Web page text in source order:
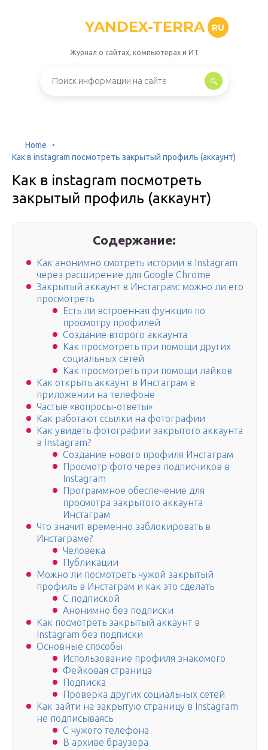
YANDEX-TERRA RU
Журнал о сайтах, компьютерах и ИТ
Home
Как в instagram посмотреть закрытый профиль (аккаунт)
Как в instagram посмотреть
закрытый профиль (аккаунт)
Содержание:
Как анонимно смотреть истории в Instagram
через расширение для Google Chrome
Закрытый аккаунт в Инстаграм: можно ли его
просмотреть
Есть ли встроенная функция по
просмотру профилей
Создание второго аккаунта
Как просмотреть при помощи других
социальных сетей
Как просмотреть при помощи лайков
Как открыть аккаунт в Инстаграм в
приложении на телефоне
Частые «вопросы-ответы»
Как работают ссылки на фотографии
Как увидеть фотографии закрытого аккаунта
в Instagram?
Создание нового профиля Инстаграм
Просмотр фото через подписчиков в
Instagram
Программное обеспечение для
просмотра закрытого аккаунта
Инстаграм
Что значит временно заблокировать в
Инстаграме?
Человека
Публикации
Можно ли посмотреть чужой закрытый
профиль в Инстаграм и как это сделать
С подпиской
Анонимно без подписки
Как посмотреть закрытый аккаунт в
Instagram без подписки
Основные способы
Использование профиля знакомого
Фейковая страница
Подписка
Проверка других социальных сетей
Как зайти на закрытую страницу в Instagram
не подписываясь
С чужого телефона
В архиве браузера